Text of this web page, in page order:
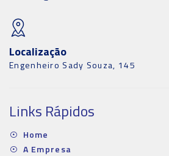
Localização
Engenheiro Sady Souza, 145
Links Rápidos
Home
A Empresa